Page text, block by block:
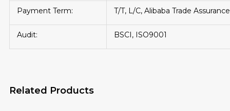
Payment Term: T/T, L/C, Alibaba Trade Assurance
Audit: BSCI, ISO9001
Related Products